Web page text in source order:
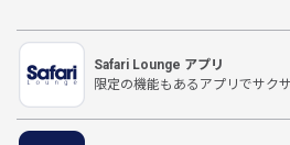
Safari Lounge アプリ
限定の機能もあるアプリでサク